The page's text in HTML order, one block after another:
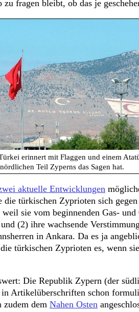
zu fragen bleibt, ob das je
erinnert mit Flaggen und einem
Teil Zyperns das Sagen hat.
aktuelle Entwicklungen
die türkischen Zyprioten sich
sie vom beginnenden Gas- und
(2) ihre wachsende
in Ankara. Da es ja
türkischen Zyprioten es, wenn
Die Republik Zypern (der
Artikelüberschriften schon
zudem dem Nahen Osten